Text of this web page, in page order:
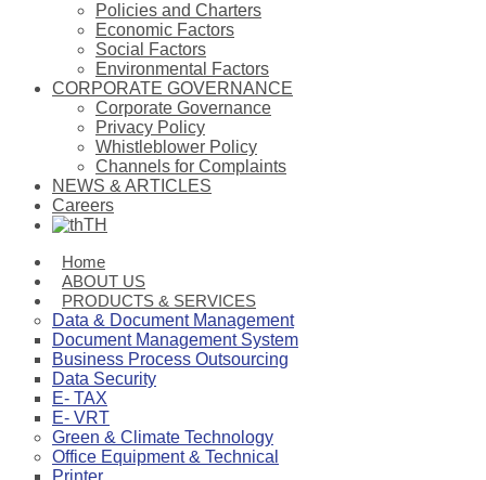
Policies and Charters
Economic Factors
Social Factors
Environmental Factors
CORPORATE GOVERNANCE
Corporate Governance
Privacy Policy
Whistleblower Policy
Channels for Complaints
NEWS & ARTICLES
Careers
TH
Home
ABOUT US
PRODUCTS & SERVICES
Data & Document Management
Document Management System
Business Process Outsourcing
Data Security
E- TAX
E- VRT
Green & Climate Technology
Office Equipment & Technical
Printer